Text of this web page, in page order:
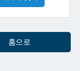
홈으로